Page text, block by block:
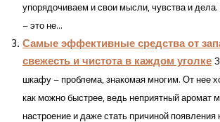
упорядочиваем и свои мысли, чувства и
– это не...
Самые эффективные средства от
свежесть и чистота в каждом уголке
шкафу – проблема, знакомая многим. От нее
как можно быстрее, ведь неприятный аромат
настроение и даже стать причиной появления